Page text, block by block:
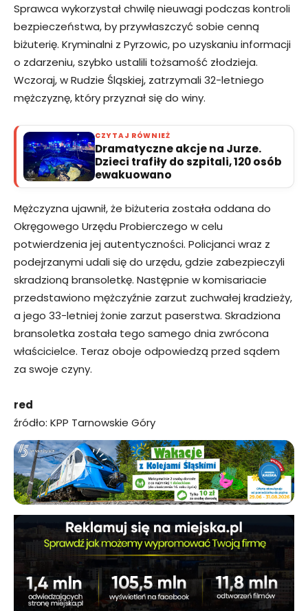
Sprawca wykorzystał chwilę nieuwagi podczas kontroli
bezpieczeństwa, by przywłaszczyć sobie cenną
biżuterię. Kryminalni z Pyrzowic, po uzyskaniu informacji
o zdarzeniu, szybko ustalili tożsamość złodzieja.
Wczoraj, w Rudzie Śląskiej, zatrzymali 32-letniego
mężczyznę, który przyznał się do winy.
CZYTAJ RÓWNIEŻ
Dramatyczne akcje na Jurze.
Dzieci trafiły do szpitali, 120 osób
ewakuowano
Mężczyzna ujawnił, że biżuteria została oddana do
Okręgowego Urzędu Probierczego w celu
potwierdzenia jej autentyczności. Policjanci wraz z
podejrzanymi udali się do urzędu, gdzie zabezpieczyli
skradzioną bransoletkę. Następnie w komisariacie
przedstawiono mężczyźnie zarzut zuchwałej kradzieży,
a jego 33-letniej żonie zarzut paserstwa. Skradziona
bransoletka została tego samego dnia zwrócona
właścicielce. Teraz oboje odpowiedzą przed sądem
za swoje czyny.
red
źródło: KPP Tarnowskie Góry